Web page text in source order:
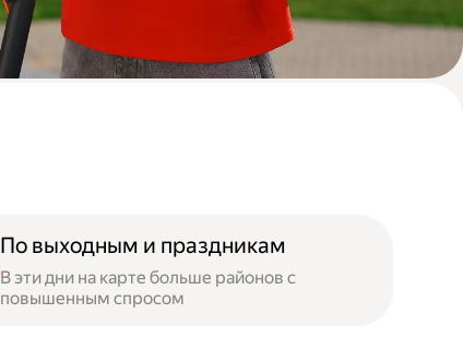
По выходным и праздникам
В эти дни на карте больше районов с
повышенным спросом